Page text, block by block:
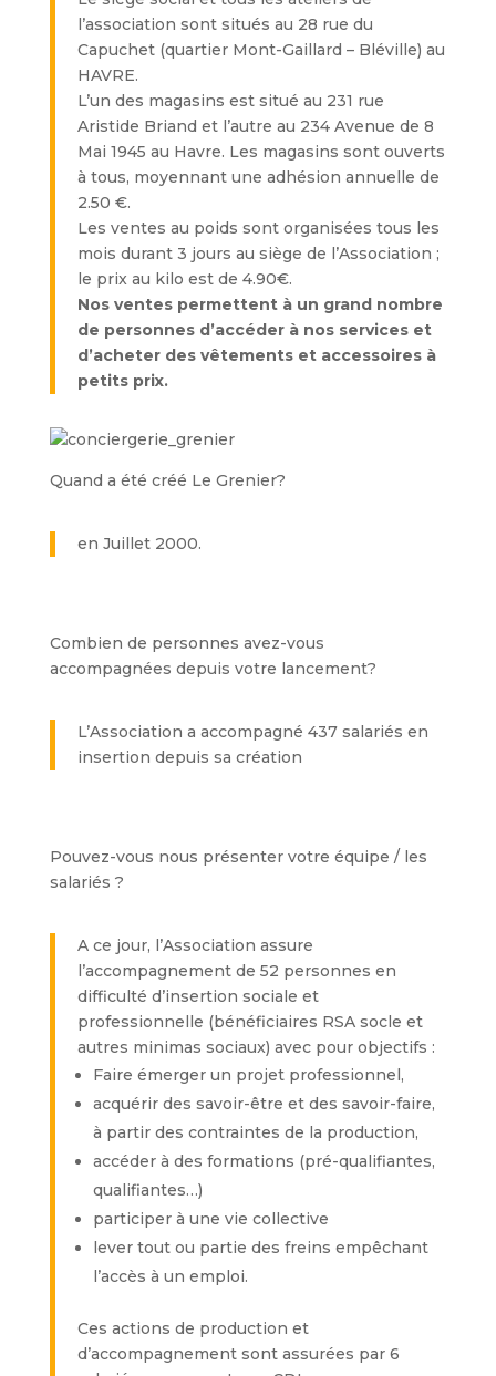
l’association sont situés au 28 rue du
Capuchet (quartier Mont-Gaillard – Bléville) au
HAVRE.
L’un des magasins est situé au 231 rue
Aristide Briand et l’autre au 234 Avenue de 8
Mai 1945 au Havre. Les magasins sont ouverts
à tous, moyennant une adhésion annuelle de
2.50 €.
Les ventes au poids sont organisées tous les
mois durant 3 jours au siège de l’Association ;
le prix au kilo est de 4.90€.
Nos ventes permettent à un grand nombre
de personnes d’accéder à nos services et
d’acheter des vêtements et accessoires à
petits prix.
Quand a été créé Le Grenier?
en Juillet 2000.
Combien de personnes avez-vous
accompagnées depuis votre lancement?
L’Association a accompagné 437 salariés en
insertion depuis sa création
Pouvez-vous nous présenter votre équipe / les
salariés ?
A ce jour, l’Association assure
l’accompagnement de 52 personnes en
difficulté d’insertion sociale et
professionnelle (bénéficiaires RSA socle et
autres minimas sociaux) avec pour objectifs :
Faire émerger un projet professionnel,
acquérir des savoir-être et des savoir-faire,
à partir des contraintes de la production,
accéder à des formations (pré-qualifiantes,
qualifiantes…)
participer à une vie collective
lever tout ou partie des freins empêchant
l’accès à un emploi.
Ces actions de production et
d’accompagnement sont assurées par 6